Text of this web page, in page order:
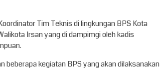
Tim Teknis di lingkungan BPS Kota
Irsan yang di dampimgi oleh kadis
beberapa kegiatan BPS yang akan dilaksanakan